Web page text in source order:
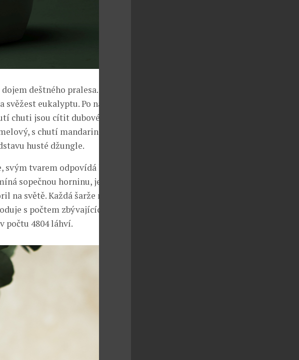
deštného pralesa. V
eukalyptu. Po napití se
chuti jsou cítit dubové tóny,
s chutí mandarinek a
husté džungle.
tvarem odpovídá hlavě
sopečnou horninu, jež je
světě. Každá šarže rumu
s počtem zbývajících (a
počtu 4804 láhví.